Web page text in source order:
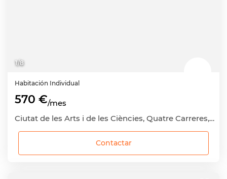
1/8
Habitación Individual
570 €/mes
Ciutat de les Arts i de les Ciències, Quatre Carreres, València Capital, València
Contactar